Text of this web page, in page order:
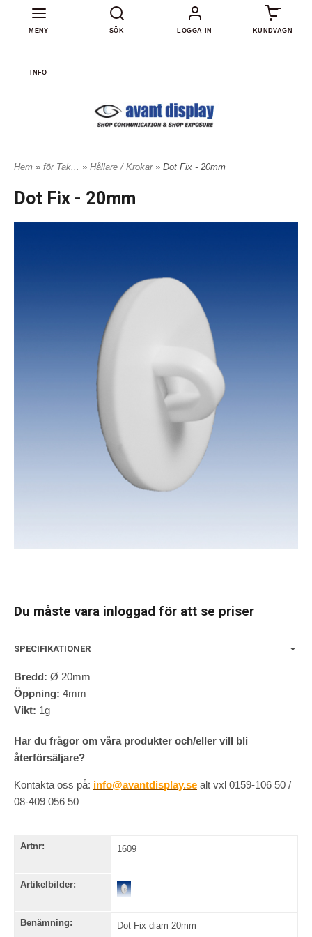
MENY
INFO
SÖK LOGGA IN KUNDVAGN
Hem » för Tak... » Hållare / Krokar » Dot Fix - 20mm
Dot Fix - 20mm
Du måste vara inloggad för att se priser
SPECIFIKATIONER
Bredd: Ø 20mm
Öppning: 4mm
Vikt: 1g
Har du frågor om våra produkter och/eller vill bli
återförsäljare?
Kontakta oss på: info@avantdisplay.se alt vxl 0159-106 50 /
08-409 056 50
Artnr:
Artikelbilder:
Benämning:
1609
Dot Fix diam 20mm